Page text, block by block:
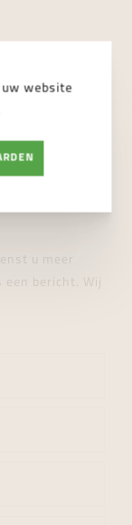
u meer
een bericht. Wij
uw website